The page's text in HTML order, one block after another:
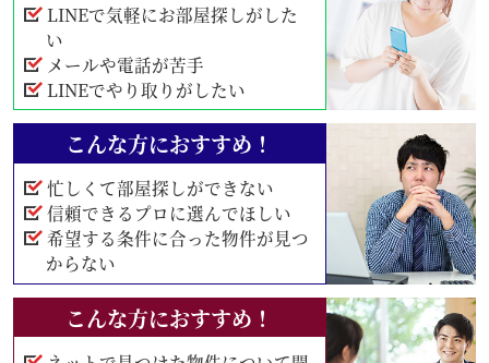
LINEで気軽にお部屋探しがした
い
メールや電話が苦手
LINEでやり取りがしたい
こんな方におすすめ！
忙しくて部屋探しができない
信頼できるプロに選んでほしい
希望する条件に合った物件が見つ
からない
こんな方におすすめ！